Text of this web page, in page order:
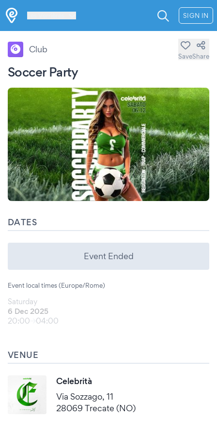
SIGN IN
Soccer Party
Club
SaveShare
DATES
Event Ended
Event local times (Europe/Rome)
Saturday
6 Dec 2025
20:00
04:00
VENUE
Celebrità
Via Sozzago, 11
28069 Trecate (NO)